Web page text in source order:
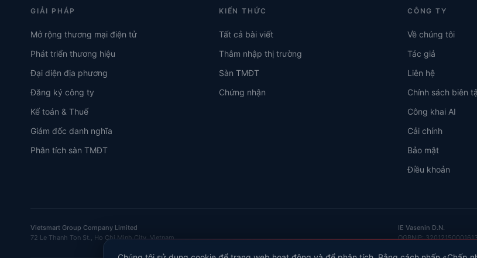
GIẢI PHÁP
Mở rộng thương mại điện tử
Phát triển thương hiệu
Đại diện địa phương
Đăng ký công ty
Kế toán & Thuế
Giám đốc danh nghĩa
Phân tích sàn TMĐT
KIẾN THỨC
Tất cả bài viết
Thâm nhập thị trường
Sàn TMĐT
Chứng nhận
CÔNG TY
Về chúng tôi
Tác giả
Liên hệ
Chính sách biên
Công khai AI
Cải chính
Bảo mật
Điều khoản
Vietsmart Group Company Limited
72 Le Thanh Ton St., Ho Chi Minh City, Vietnam
IE Vasenin D.N.
OGRNIP: